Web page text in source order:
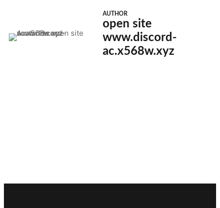
AUTHOR
open site
www.discord-
ac.x568w.xyz